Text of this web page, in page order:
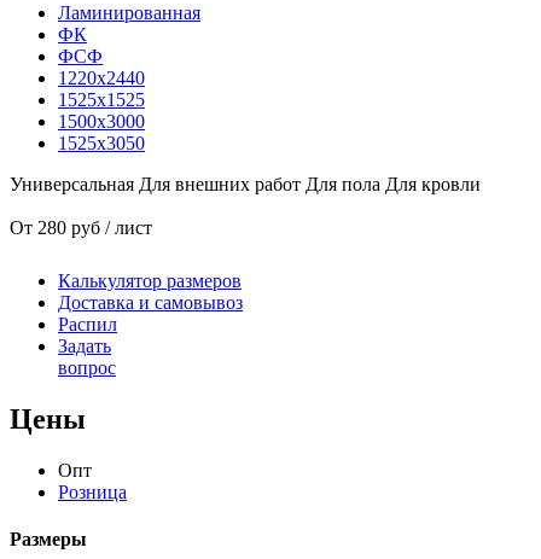
Ламинированная
ФК
ФСФ
1220x2440
1525x1525
1500x3000
1525x3050
Универсальная Для внешних работ Для пола Для кровли
От 280 руб / лист
Калькулятор размеров
Доставка и самовывоз
Распил
Задать
вопрос
Цены
Опт
Розница
Размеры